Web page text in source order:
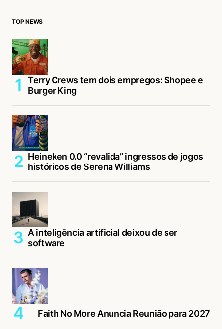
TOP NEWS
Terry Crews tem dois empregos: Shopee e
Burger King
Heineken 0.0 “revalida” ingressos de jogos
históricos de Serena Williams
A inteligência artificial deixou de ser
software
Faith No More Anuncia Reunião para 2027